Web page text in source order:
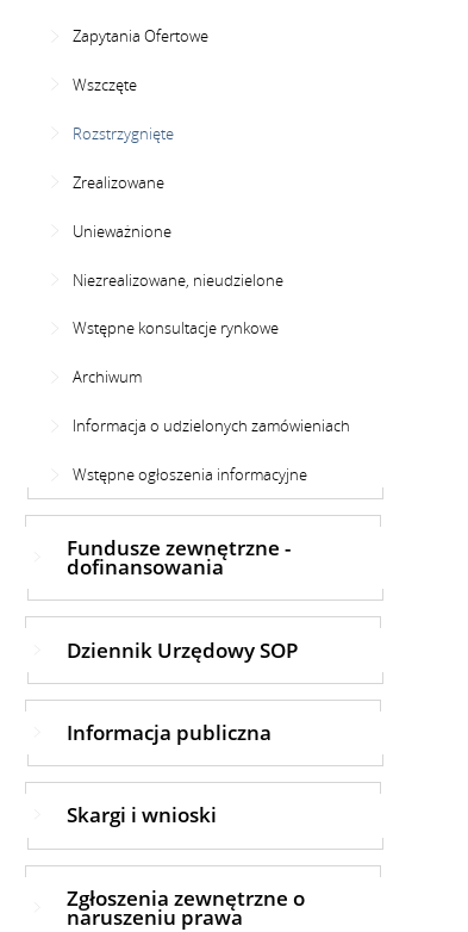
Zapytania Ofertowe
Wszczęte
Rozstrzygnięte
Zrealizowane
Unieważnione
Niezrealizowane, nieudzielone
Wstępne konsultacje rynkowe
Archiwum
Informacja o udzielonych zamówieniach
Wstępne ogłoszenia informacyjne
Fundusze zewnętrzne -
dofinansowania
Dziennik Urzędowy SOP
Informacja publiczna
Skargi i wnioski
Zgłoszenia zewnętrzne o
naruszeniu prawa